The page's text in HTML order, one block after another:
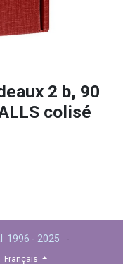
2 b, 90
colisé
1996 - 2025 -
Français